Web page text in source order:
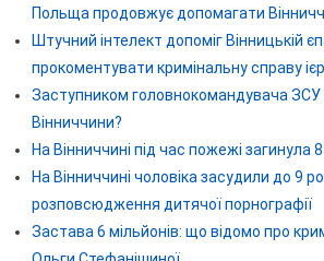
Польща продовжує допомагати
Штучний інтелект допоміг Вінницькій
прокоментувати кримінальну справу
Заступником головнокомандувача ЗСУ
Вінниччини?
На Вінниччині під час пожежі загинула
На Вінниччині чоловіка засудили до 9
розповсюдження дитячої порнографії
Застава 6 мільйонів: що відомо про